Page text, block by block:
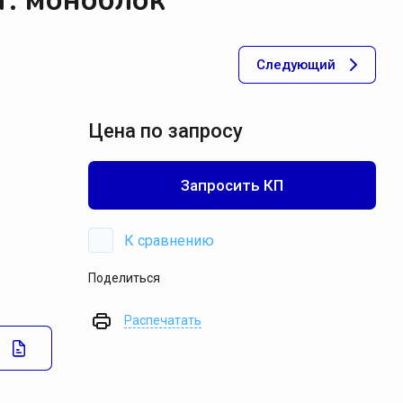
Следующий
Цена по запросу
Запросить КП
К сравнению
Поделиться
Распечатать